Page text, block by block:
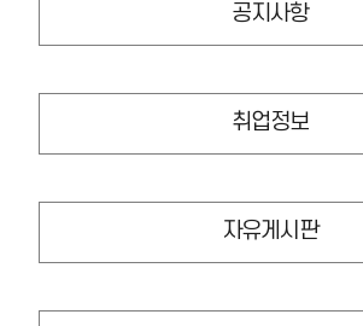
공지사항
취업정보
자유게시판